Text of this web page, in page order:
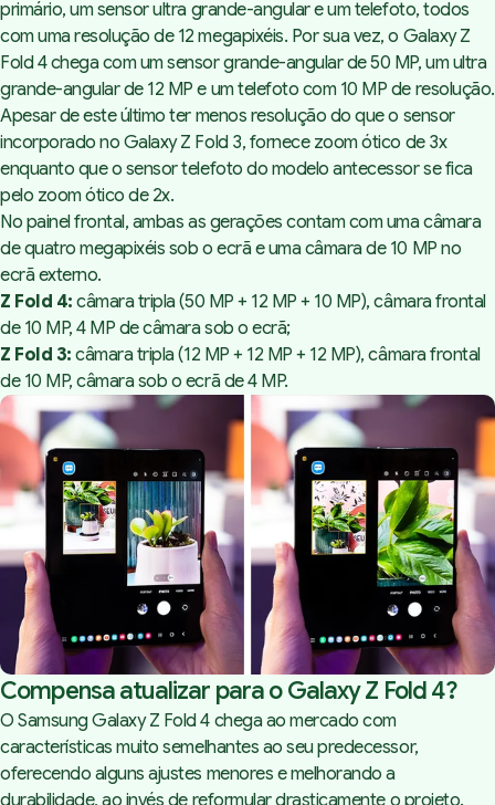
primário, um sensor ultra grande-angular e um telefoto, todos
com uma resolução de 12 megapixéis. Por sua vez, o Galaxy Z
Fold 4 chega com um sensor grande-angular de 50 MP, um ultra
grande-angular de 12 MP e um telefoto com 10 MP de resolução.
Apesar de este último ter menos resolução do que o sensor
incorporado no Galaxy Z Fold 3, fornece zoom ótico de 3x
enquanto que o sensor telefoto do modelo antecessor se fica
pelo zoom ótico de 2x.
No painel frontal, ambas as gerações contam com uma câmara
de quatro megapixéis sob o ecrã e uma câmara de 10 MP no
ecrã externo.
Z Fold 4: câmara tripla (50 MP + 12 MP + 10 MP), câmara frontal
de 10 MP, 4 MP de câmara sob o ecrã;
Z Fold 3: câmara tripla (12 MP + 12 MP + 12 MP), câmara frontal
de 10 MP, câmara sob o ecrã de 4 MP.
Compensa atualizar para o Galaxy Z Fold 4?
O Samsung Galaxy Z Fold 4 chega ao mercado com
características muito semelhantes ao seu predecessor,
oferecendo alguns ajustes menores e melhorando a
durabilidade, ao invés de reformular drasticamente o projeto.